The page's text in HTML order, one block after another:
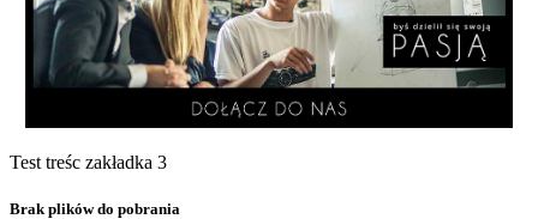
Test treśc zakładka 3
Brak plików do pobrania